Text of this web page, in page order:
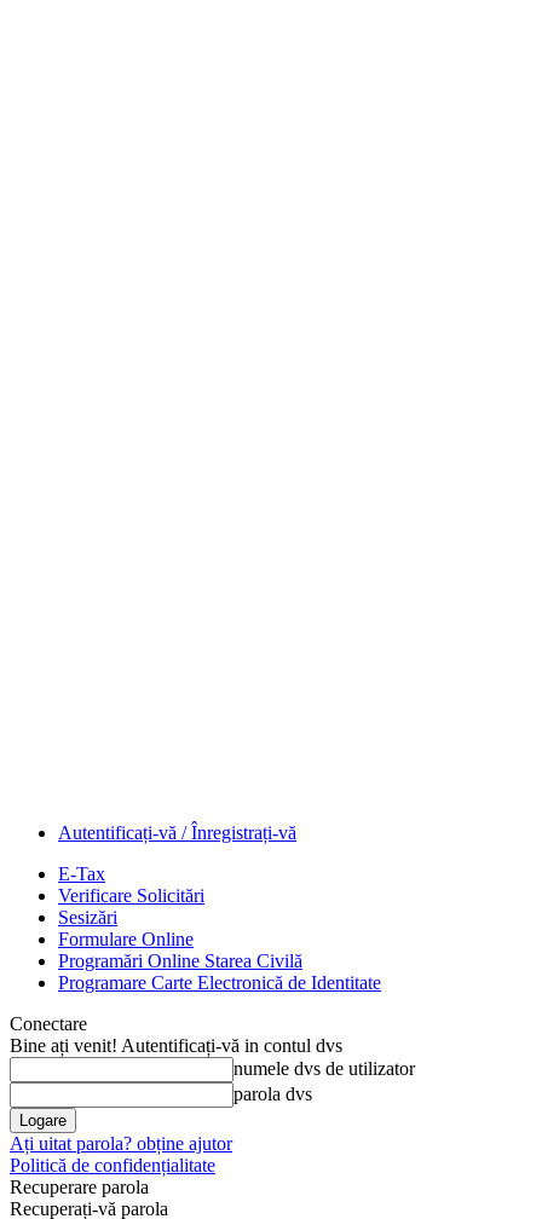
Autentificați-vă / Înregistrați-vă
E-Tax
Verificare Solicitări
Sesizări
Formulare Online
Programări Online Starea Civilă
Programare Carte Electronică de Identitate
Conectare
Bine ați venit! Autentificați-vă in contul dvs
numele dvs de utilizator
parola dvs
Ați uitat parola? obține ajutor
Politică de confidențialitate
Recuperare parola
Recuperați-vă parola